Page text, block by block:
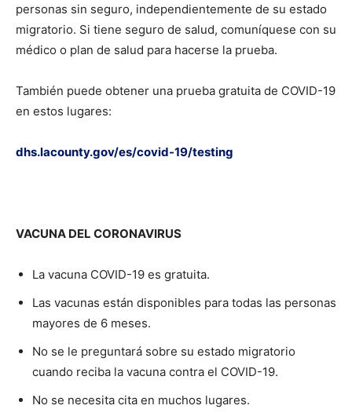
personas sin seguro, independientemente de su estado
migratorio. Si tiene seguro de salud, comuníquese con su
médico o plan de salud para hacerse la prueba.
También puede obtener una prueba gratuita de COVID-19
en estos lugares:
dhs.lacounty.gov/es/covid-19/testing
VACUNA DEL CORONAVIRUS
La vacuna COVID-19 es gratuita.
Las vacunas están disponibles para todas las personas
mayores de 6 meses.
No se le preguntará sobre su estado migratorio
cuando reciba la vacuna contra el COVID-19.
No se necesita cita en muchos lugares.